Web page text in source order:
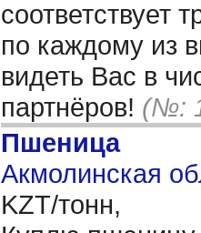
соответствует
по каждому из
видеть Вас в
партнёров! (№:
Пшеница
Акмолинская
KZT/тонн,